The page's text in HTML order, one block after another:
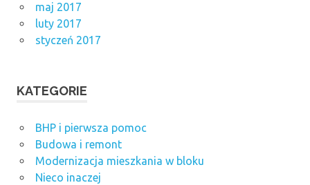
maj 2017
luty 2017
styczeń 2017
KATEGORIE
BHP i pierwsza pomoc
Budowa i remont
Modernizacja mieszkania w bloku
Nieco inaczej